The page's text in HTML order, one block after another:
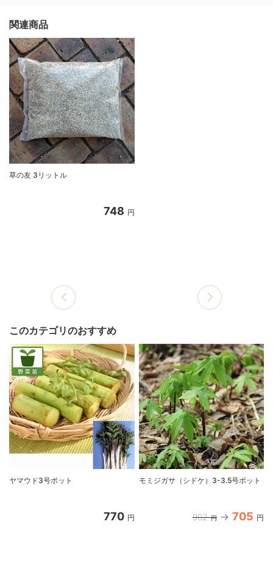
関連商品
草の友 3リットル
748 円
このカテゴリのおすすめ
ヤマウド3号ポット
770 円
モミジガサ（シドケ）3-3.5号ポット
902 円 705 円